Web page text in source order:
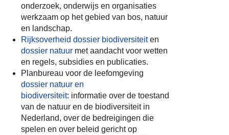
onderzoek, onderwijs en organisaties
werkzaam op het gebied van bos, natuur
en landschap.
Rijksoverheid dossier biodiversiteiten
dossier natuur met aandacht voor wetten
en regels, subsidies en publicaties.
Planbureau voor de leefomgeving
dossier natuur en
biodiversiteit: informatie over de toestand
van de natuur en de biodiversiteit in
Nederland, over de bedreigingen die
spelen en over beleid gericht op